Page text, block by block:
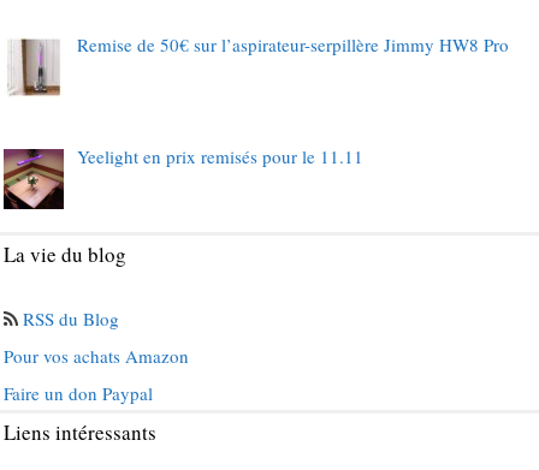
Remise de 50€ sur l’aspirateur-serpillère Jimmy HW8 Pro
Yeelight en prix remisés pour le 11.11
La vie du blog
RSS du Blog
Pour vos achats Amazon
Faire un don Paypal
Liens intéressants